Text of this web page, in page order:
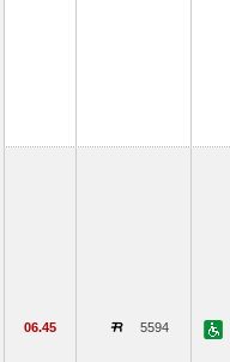
06.45 5594